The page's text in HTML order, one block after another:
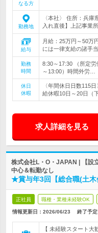
なる方
勤務地
〈本社〉 住所：兵
入れ直後】上記事業
給与
月給：25万円～50万
には一律支給の諸手
勤務
時間
8:30～17:30 （所定
～13:00）時間外労…
休日
休暇
〈年間休日日数115
給休暇10日～20日（
求人詳細を見る
株式会社L・O・JAPAN | 【
中心＆転勤なし
★賞与年3回【総合職(土
正社員 職種・業種未経験OK
情報更新日：2026/06/23 終了予定
【 未経験スタート